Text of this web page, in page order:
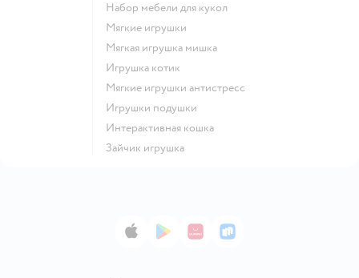
Набор мебели для кукол
Мягкие игрушки
Мягкая игрушка мишка
Игрушка котик
Мягкие игрушки антистресс
Игрушки подушки
Интерактивная кошка
Зайчик игрушка
App StoreGoogle Play
AppGallery
RuStore